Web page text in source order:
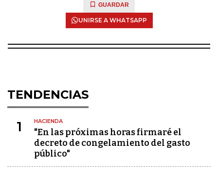
GUARDAR
UNIRSE A WHATSAPP
TENDENCIAS
1 HACIENDA
"En las próximas horas firmaré el
decreto de congelamiento del gasto
público"